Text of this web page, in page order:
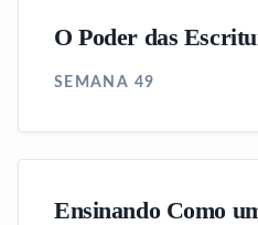
O Poder das
SEMANA 49
Ensinando Como